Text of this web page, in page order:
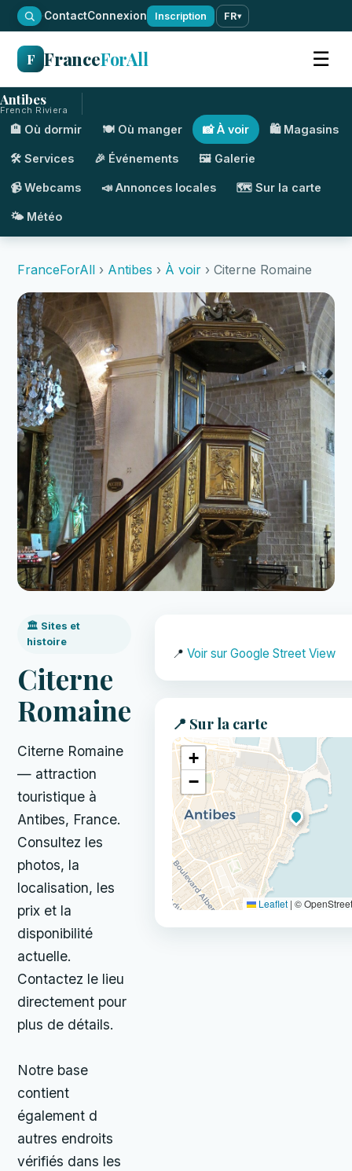
·ContactConnexion Inscription FR▾
F FranceForAll ☰
Antibes
French Riviera
🏨 Où dormir 🍽️ Où manger 📸 À voir 🛍️ Magasins
🛠️ Services 🎉 Événements 🖼️ Galerie
📹 Webcams 📣 Annonces locales 🗺️ Sur la carte
🌤️ Météo
FranceForAll › Antibes › À voir › Citerne Romaine
🏛️ Sites et
histoire
Citerne
Romaine
Citerne Romaine
— attraction
touristique à
Antibes, France.
Consultez les
photos, la
localisation, les
prix et la
disponibilité
actuelle.
Contactez le lieu
directement pour
plus de détails.
Notre base
contient
également d
autres endroits
vérifiés dans les
📍 Voir sur Google Street View
📍 Sur la carte
+
−
Leaflet | ©